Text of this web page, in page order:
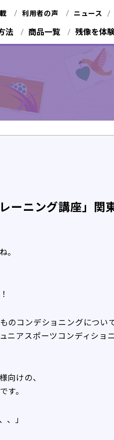
利用者の声 ニュース
法 商品一覧 残像を体
ーニング講座」関
。
のコンデショニングについ
ニアスポーツコンディショ
向けの、
。
」